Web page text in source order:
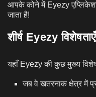
आपके कोने में Eyezy
जाता है!
शीर्ष Eyezy विशेषताएँ
यहाँ Eyezy की कुछ मुख्य
जब वे खतरनाक क्षेत्र में